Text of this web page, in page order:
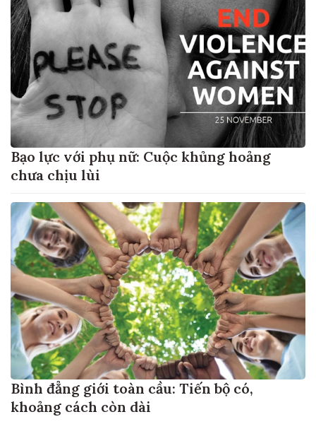
Bạo lực với phụ nữ: Cuộc khủng hoảng
chưa chịu lùi
Bình đẳng giới toàn cầu: Tiến bộ có,
khoảng cách còn dài